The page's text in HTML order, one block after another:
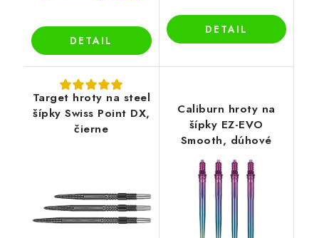
DETAIL
DETAIL
Target hroty na steel
šípky Swiss Point DX,
čierne
Caliburn hroty na
šípky EZ-EVO
Smooth, dúhové